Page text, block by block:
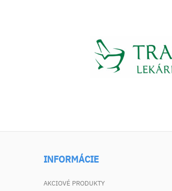
INFORMÁCIE
AKCIOVÉ PRODUKTY